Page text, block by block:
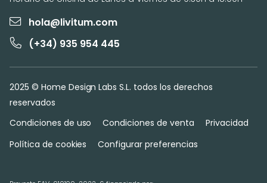
hola@livitum.com
(+34) 935 954 445
2025 © Home Design Labs S.L. todos los derechos
reservados
Condiciones de uso
Condiciones de venta
Privacidad
Política de cookies
Configurar preferencias